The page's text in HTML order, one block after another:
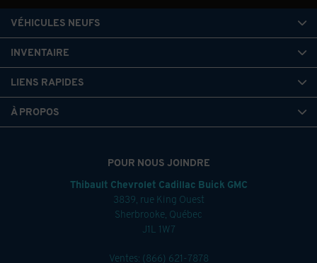
POUR NOUS JOINDRE
Thibault Chevrolet Cadillac Buick GMC
3839, rue King Ouest
Sherbrooke Québec
J1L 1W7
Ventes: (866) 621-7878
VÉHICULES NEUFS
INVENTAIRE
LIENS RAPIDES
À PROPOS